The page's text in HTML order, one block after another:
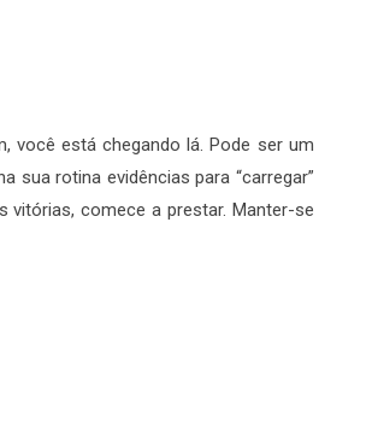
você está chegando lá. Pode ser um
rotina evidências para “carregar”
vitórias, comece a prestar. Manter-se